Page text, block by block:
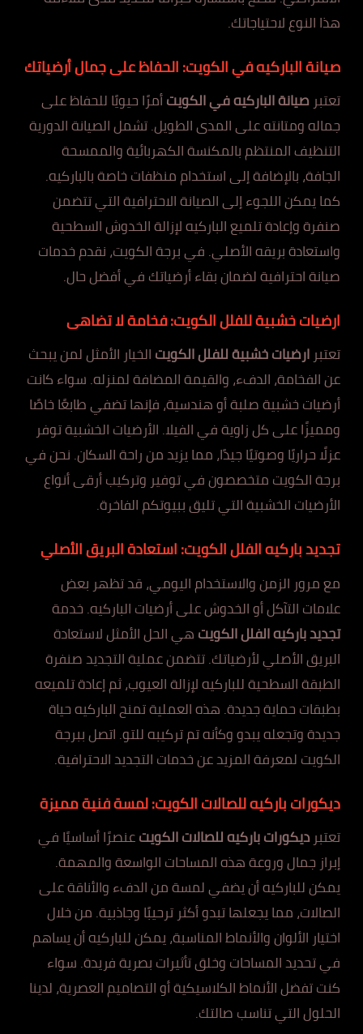
هذا النوع لاحتياجاتك.
صيانة الباركيه في الكويت: الحفاظ على جمال أرضياتك
تعتبر صيانة الباركيه في الكويتأمرًا حيويًا للحفاظ على
جماله ومتانته على المدى الطويل. تشمل الصيانة الدورية
التنظيف المنتظم بالمكنسة الكهربائية والممسحة
الجافة، بالإضافة إلى استخدام منظفات خاصة بالباركيه.
كما يمكن اللجوء إلى الصيانة الاحترافية التي تتضمن
صنفرة وإعادة تلميع الباركيه لإزالة الخدوش السطحية
واستعادة بريقه الأصلي. في برجة الكويت، نقدم خدمات
صيانة احترافية لضمان بقاء أرضياتك في أفضل حال.
ارضيات خشبية للفلل الكويت: فخامة لا تضاهى
تعتبرارضيات خشبية للفلل الكويتالخيار الأمثل لمن يبحث
عن الفخامة، الدفء، والقيمة المضافة لمنزله. سواء كانت
أرضيات خشبية صلبة أو هندسية، فإنها تضفي طابعًا خاصًا
ومميزًا على كل زاوية في الفيلا. الأرضيات الخشبية توفر
عزلًا حراريًا وصوتيًا جيدًا، مما يزيد من راحة السكان. نحن في
برجة الكويت متخصصون في توفير وتركيب أرقى أنواع
الأرضيات الخشبية التي تليق ببيوتكم الفاخرة.
تجديد باركيه الفلل الكويت: استعادة البريق الأصلي
مع مرور الزمن والاستخدام اليومي، قد تظهر بعض
علامات التآكل أو الخدوش على أرضيات الباركيه. خدمة
تجديد باركيه الفلل الكويتهي الحل الأمثل لاستعادة
البريق الأصلي لأرضياتك. تتضمن عملية التجديد صنفرة
الطبقة السطحية للباركيه لإزالة العيوب، ثم إعادة تلميعه
بطبقات حماية جديدة. هذه العملية تمنح الباركيه حياة
جديدة وتجعله يبدو وكأنه تم تركيبه للتو. اتصل ببرجة
الكويت لمعرفة المزيد عن خدمات التجديد الاحترافية.
ديكورات باركيه للصالات الكويت: لمسة فنية مميزة
تعتبرديكورات باركيه للصالات الكويتعنصرًا أساسيًا في
إبراز جمال وروعة هذه المساحات الواسعة والمهمة.
يمكن للباركيه أن يضفي لمسة من الدفء والأناقة على
الصالات، مما يجعلها تبدو أكثر ترحيبًا وجاذبية. من خلال
اختيار الألوان والأنماط المناسبة، يمكن للباركيه أن يساهم
في تحديد المساحات وخلق تأثيرات بصرية فريدة. سواء
كنت تفضل الأنماط الكلاسيكية أو التصاميم العصرية، لدينا
الحلول التي تناسب صالتك.